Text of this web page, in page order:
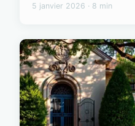
5 janvier 2026 · 8 min